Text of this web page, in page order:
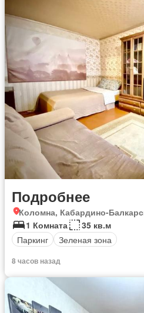
Подробнее
Коломна, Кабардино-
1 Комната
35 кв.м
Паркинг
Зеленая зона
8 часов назад